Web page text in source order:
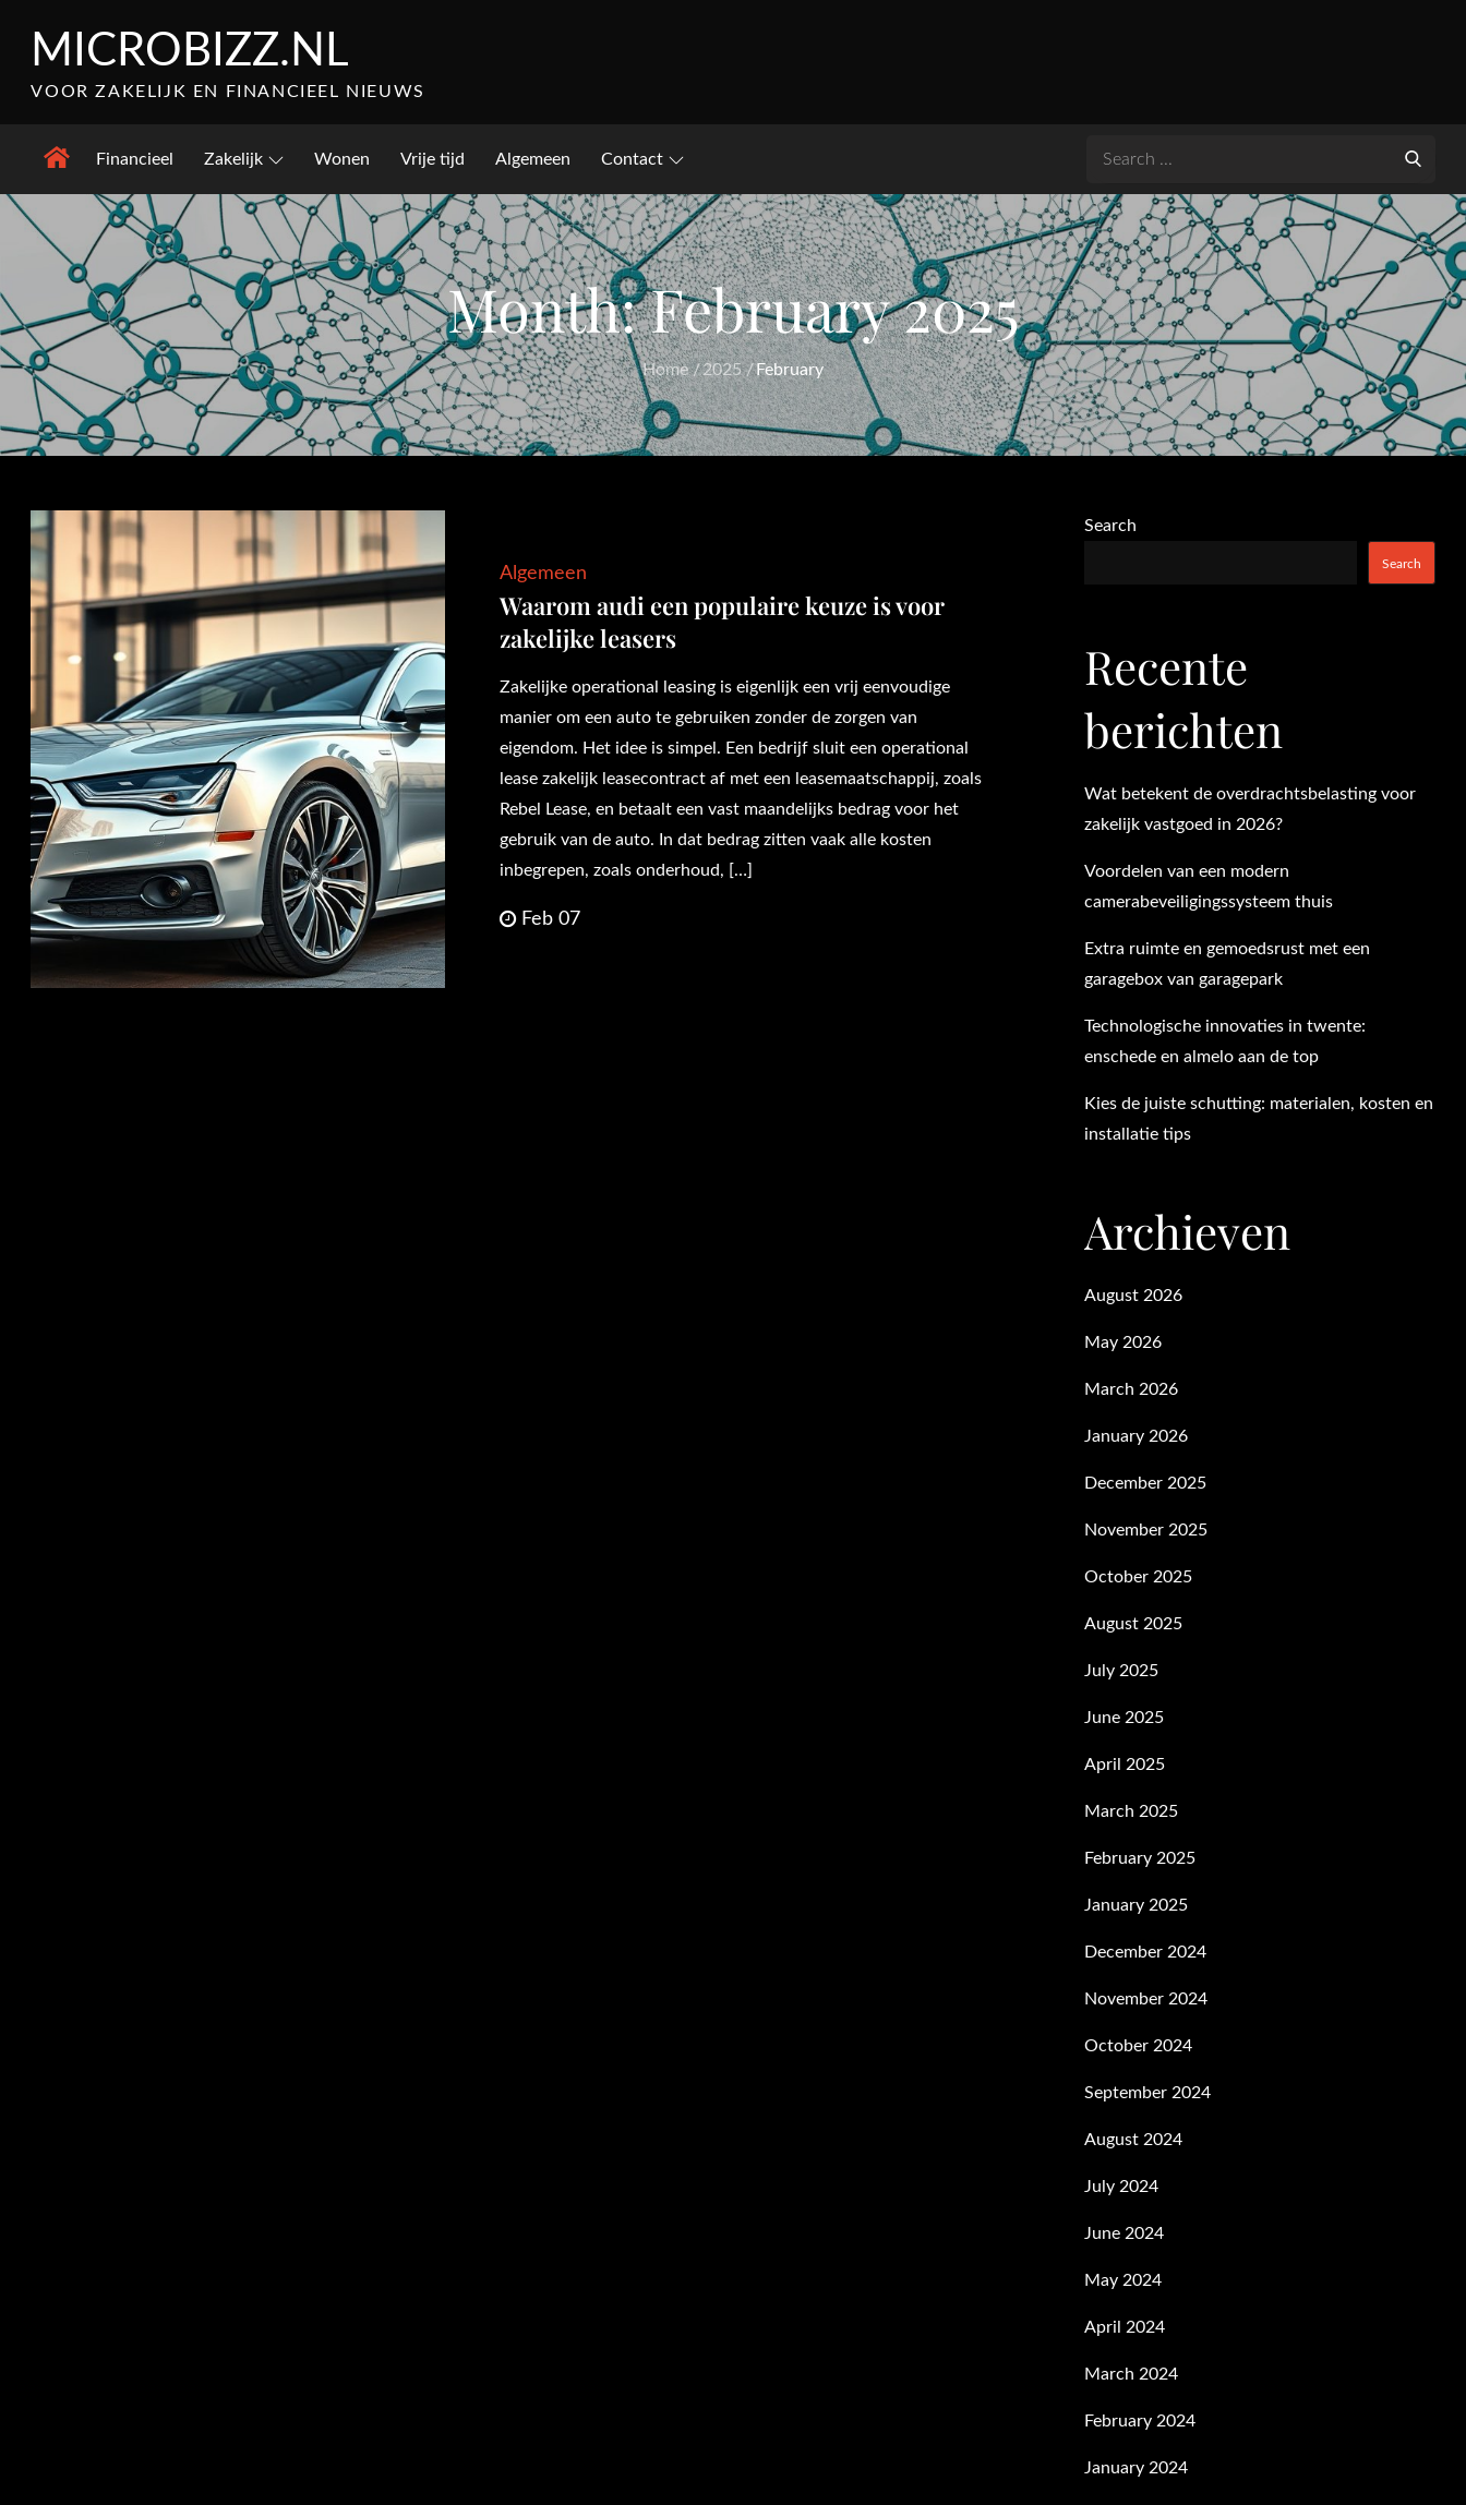
MICROBIZZ.NL
VOOR ZAKELIJK EN FINANCIEEL NIEUWS
Financieel Zakelijk Wonen Vrije tijd Algemeen Contact
Search
Month:February 2025
Home 2025 February
Algemeen
Waarom audi een populaire keuze is voor
zakelijke leasers
Zakelijke operational leasing is eigenlijk een vrij eenvoudige
manier om een auto te gebruiken zonder de zorgen van
eigendom. Het idee is simpel. Een bedrijf sluit een operational
lease zakelijk leasecontract af met een leasemaatschappij, zoals
Rebel Lease, en betaalt een vast maandelijks bedrag voor het
gebruik van de auto. In dat bedrag zitten vaak alle kosten
inbegrepen, zoals onderhoud, […]
Feb 07
Search
Search
Recente
berichten
Wat betekent de overdrachtsbelasting voor
zakelijk vastgoed in 2026?
Voordelen van een modern
camerabeveiligingssysteem thuis
Extra ruimte en gemoedsrust met een
garagebox van garagepark
Technologische innovaties in twente:
enschede en almelo aan de top
Kies de juiste schutting: materialen, kosten en
installatie tips
Archieven
August 2026
May 2026
March 2026
January 2026
December 2025
November 2025
October 2025
August 2025
July 2025
June 2025
April 2025
March 2025
February 2025
January 2025
December 2024
November 2024
October 2024
September 2024
August 2024
July 2024
June 2024
May 2024
April 2024
March 2024
February 2024
January 2024